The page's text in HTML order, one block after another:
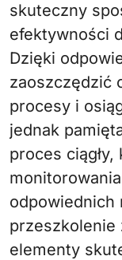
skuteczny
efektywności
Dzięki
zaoszczędzić
procesy i
jednak
proces
odpowiednich
przeszkolenie
elementy